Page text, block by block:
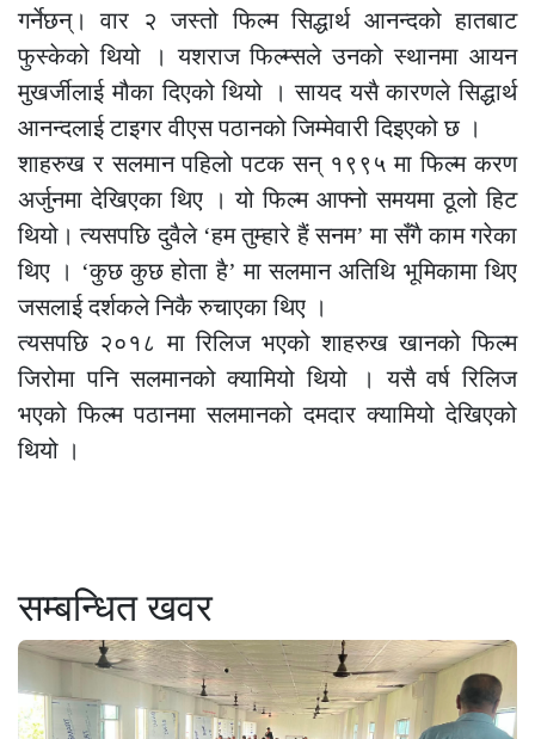
गर्नेछन्। वार २ जस्तो फिल्म सिद्धार्थ आनन्दको हातबाट
फुस्केको थियो । यशराज फिल्म्सले उनको स्थानमा आयन
मुखर्जीलाई मौका दिएको थियो । सायद यसै कारणले सिद्धार्थ
आनन्दलाई टाइगर वीएस पठानको जिम्मेवारी दिइएको छ ।
शाहरुख र सलमान पहिलो पटक सन् १९९५ मा फिल्म करण
अर्जुनमा देखिएका थिए । यो फिल्म आफ्नो समयमा ठूलो हिट
थियो। त्यसपछि दुवैले ‘हम तुम्हारे हैं सनम’ मा सँगै काम गरेका
थिए । ‘कुछ कुछ होता है’ मा सलमान अतिथि भूमिकामा थिए
जसलाई दर्शकले निकै रुचाएका थिए ।
त्यसपछि २०१८ मा रिलिज भएको शाहरुख खानको फिल्म
जिरोमा पनि सलमानको क्यामियो थियो । यसै वर्ष रिलिज
भएको फिल्म पठानमा सलमानको दमदार क्यामियो देखिएको
थियो ।
सम्बन्धित खवर